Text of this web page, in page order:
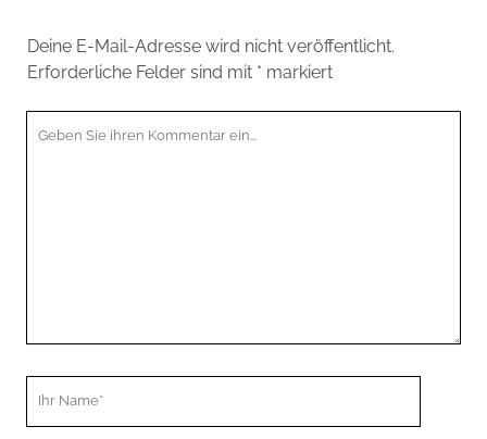
Deine E-Mail-Adresse wird nicht veröffentlicht.
Erforderliche Felder sind mit * markiert